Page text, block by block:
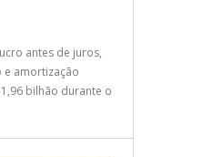
antes de juros,
e amortização
bilhão durante o